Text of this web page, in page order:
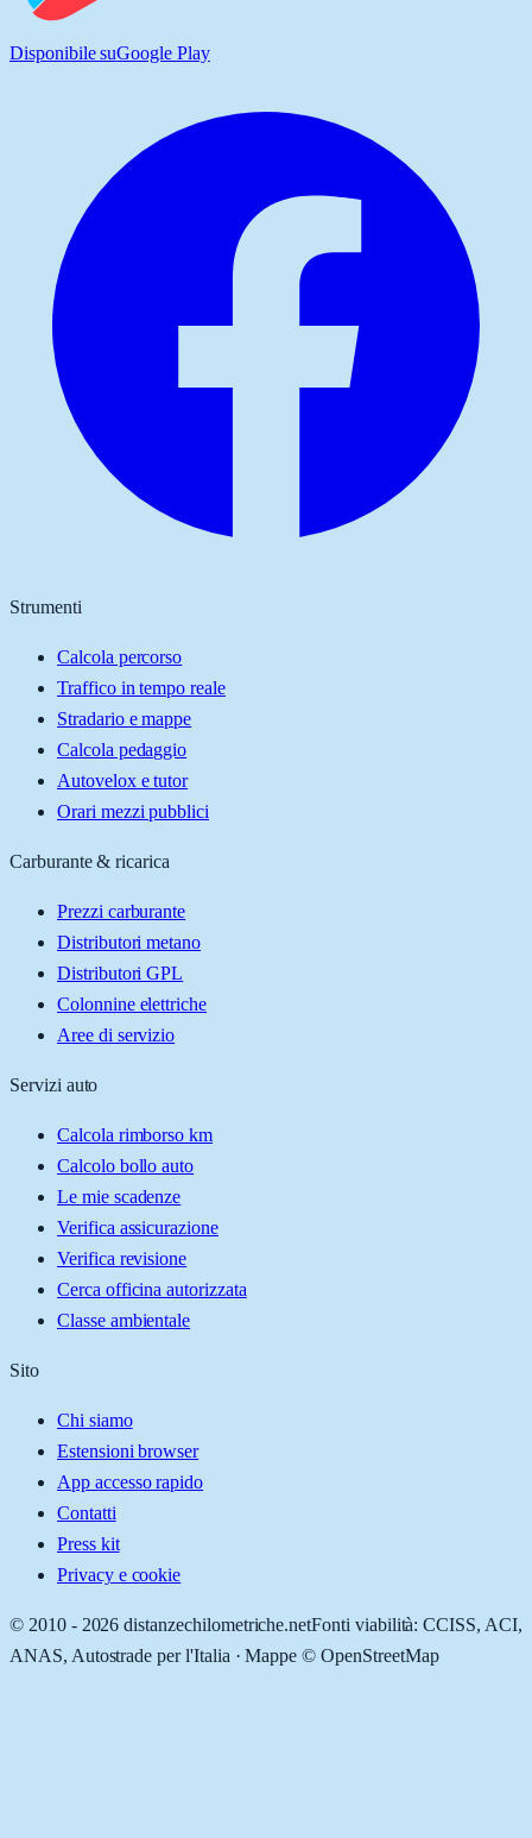
Disponibile suGoogle Play
Strumenti
Calcola percorso
Traffico in tempo reale
Stradario e mappe
Calcola pedaggio
Autovelox e tutor
Orari mezzi pubblici
Carburante & ricarica
Prezzi carburante
Distributori metano
Distributori GPL
Colonnine elettriche
Aree di servizio
Servizi auto
Calcola rimborso km
Calcolo bollo auto
Le mie scadenze
Verifica assicurazione
Verifica revisione
Cerca officina autorizzata
Classe ambientale
Sito
Chi siamo
Estensioni browser
App accesso rapido
Contatti
Press kit
Privacy e cookie
© 2010 - 2026 distanzechilometriche.netFonti viabilità: CCISS, ACI,
ANAS, Autostrade per l'Italia · Mappe © OpenStreetMap